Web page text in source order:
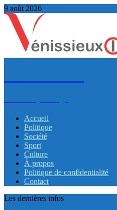
9 août 2026
Accueil
Politique
Société
Sport
Culture
À propos
Politique de confidentialité
Contact
Les dernières infos